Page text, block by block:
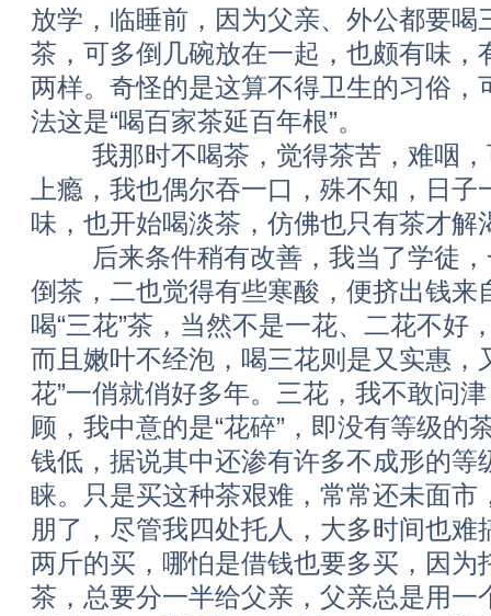
放学，临睡前，因为父亲、外公都要喝
茶，可多倒几碗放在一起，也颇有味，
两样。奇怪的是这算不得卫生的习俗，
法这是“喝百家茶延百年根”。
我那时不喝茶，觉得茶苦，难咽，
上瘾，我也偶尔吞一口，殊不知，日
味，也开始喝淡茶，仿佛也只有茶才解
后来条件稍有改善，我当了学徒，
倒茶，二也觉得有些寒酸，便挤出钱来
喝“三花”茶，当然不是一花、二花不好
而且嫩叶不经泡，喝三花则是又实惠，
花”一俏就俏好多年。三花，我不敢问
顾，我中意的是“花碎”，即没有等级的
钱低，据说其中还渗有许多不成形的等
睐。只是买这种茶艰难，常常还未面市
朋了，尽管我四处托人，大多时间也难
两斤的买，哪怕是借钱也要多买，因为
茶，总要分一半给父亲，父亲总是用一